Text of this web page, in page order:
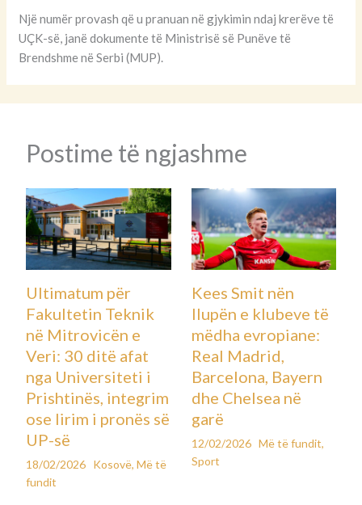
Një numër provash që u pranuan në gjykimin ndaj krerëve të
UÇK-së, janë dokumente të Ministrisë së Punëve të
Brendshme në Serbi (MUP).
Postime të ngjashme
Ultimatum për
Fakultetin Teknik
në Mitrovicën e
Veri: 30 ditë afat
nga Universiteti i
Prishtinës, integrim
ose lirim i pronës së
UP-së
18/02/2026 Kosovë,Më të
fundit
Kees Smit nën
llupën e klubeve të
mëdha evropiane:
Real Madrid,
Barcelona, Bayern
dhe Chelsea në
garë
12/02/2026 Më të fundit,
Sport